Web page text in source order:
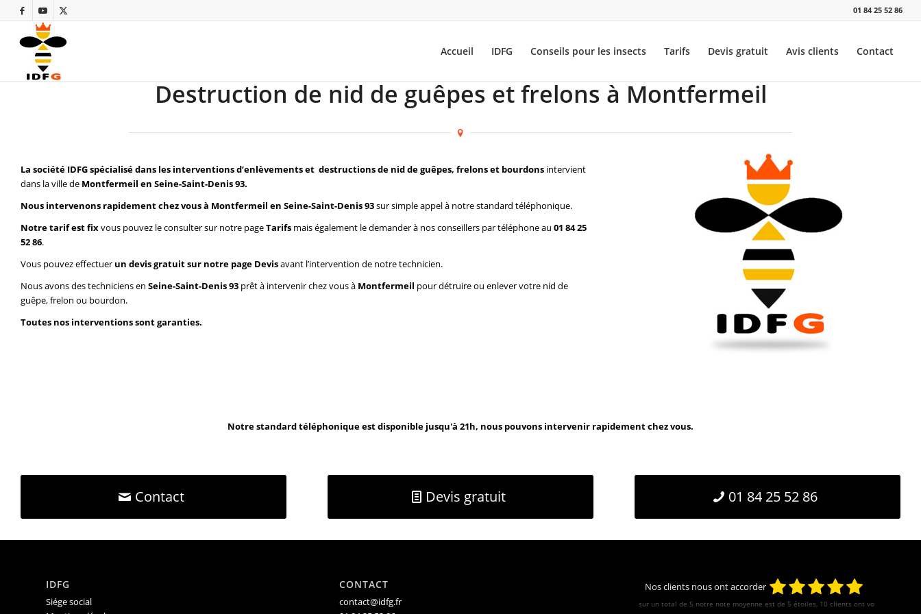
01 84 25 52 86
Accueil IDFG Conseils pour les insects Tarifs Devis gratuit Avis clients Contact
Destruction de nid de guêpes et frelons à Montfermeil
La société IDFG spécialisé dans les interventions d’enlèvements et destructions de nid de guêpes, frelons et bourdons intervient
dans la ville de Montfermeil en Seine-Saint-Denis 93.
Nous intervenons rapidement chez vous à Montfermeil en Seine-Saint-Denis 93sur simple appel à notre standard téléphonique.
Notre tarif est fixvous pouvez le consulter sur notre pageTarifs mais également le demander à nos conseillers par téléphone au 01 84 25
52 86.
Vous pouvez effectuer un devis gratuit sur notre page Devisavant l’intervention de notre technicien.
Nous avons des techniciens en Seine-Saint-Denis 93 prêt à intervenir chez vous à Montfermeil pour détruire ou enlever votre nid de
guêpe, frelon ou bourdon.
Toutes nos interventions sont garanties.
Notre standard téléphonique est disponible jusqu'à 21h, nous pouvons intervenir rapidement chez vous.
Contact Devis gratuit 01 84 25 52 86
IDFG
Siége social
CONTACT
contact@idfg.fr
Nos clients nous ont accorder
sur un total de 5 notre note moyenne est de 5 étoiles, 10 clients ont votés